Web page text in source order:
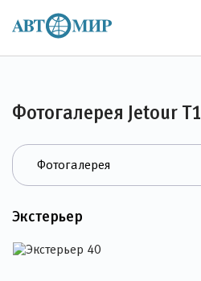
Фотогалерея Jetour T1
Экстерьер